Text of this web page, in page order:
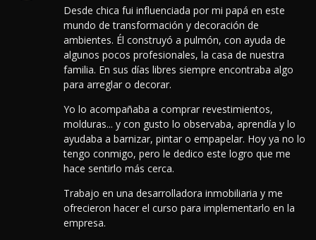
Desde chica fui influenciada por mi papá en este
mundo de transformación y decoración de
ambientes. Él construyó a pulmón, con ayuda de
algunos pocos profesionales, la casa de nuestra
familia. En sus días libres siempre encontraba algo
para arreglar o decorar.
Yo lo acompañaba a comprar revestimientos,
molduras... y con gusto lo observaba, aprendía y lo
ayudaba a barnizar, pintar o empapelar. Hoy ya no lo
tengo conmigo, pero le dedico este logro que me
hace sentirlo más cerca.
Trabajo en una desarrolladora inmobiliaria y me
ofrecieron hacer el curso para implementarlo en la
empresa.